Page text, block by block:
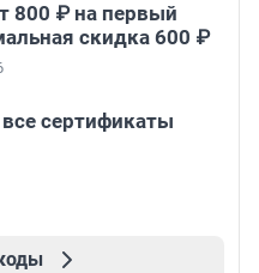
800 ₽ на первый
скидка 600 ₽
сертификаты